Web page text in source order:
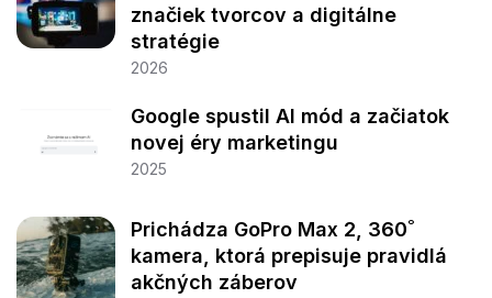
značiek tvorcov a digitálne
stratégie
2026
Google spustil AI mód a začiatok
novej éry marketingu
2025
Prichádza GoPro Max 2, 360˚
kamera, ktorá prepisuje pravidlá
akčných záberov